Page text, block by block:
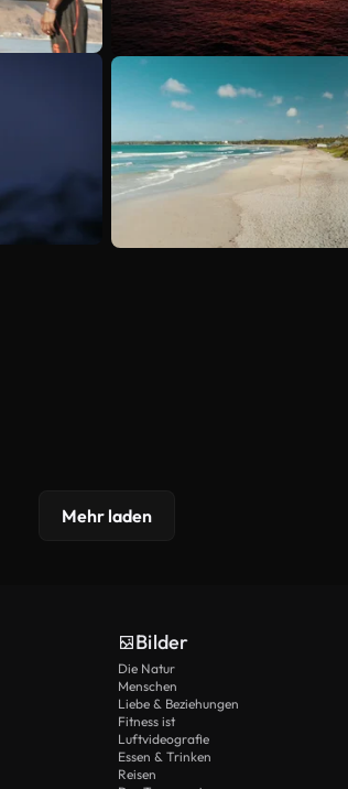
Mehr laden
Bilder
Die Natur
Menschen
Liebe & Beziehungen
Fitness ist
Luftvideografie
Essen & Trinken
Reisen